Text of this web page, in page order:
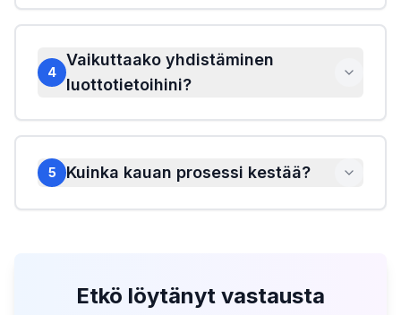
4
Vaikuttaako yhdistäminen
luottotietoihini?
5 Kuinka kauan prosessi kestää?
Etkö löytänyt vastausta